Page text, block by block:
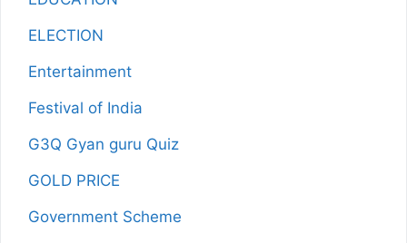
ELECTION
Entertainment
Festival of India
G3Q Gyan guru Quiz
GOLD PRICE
Government Scheme